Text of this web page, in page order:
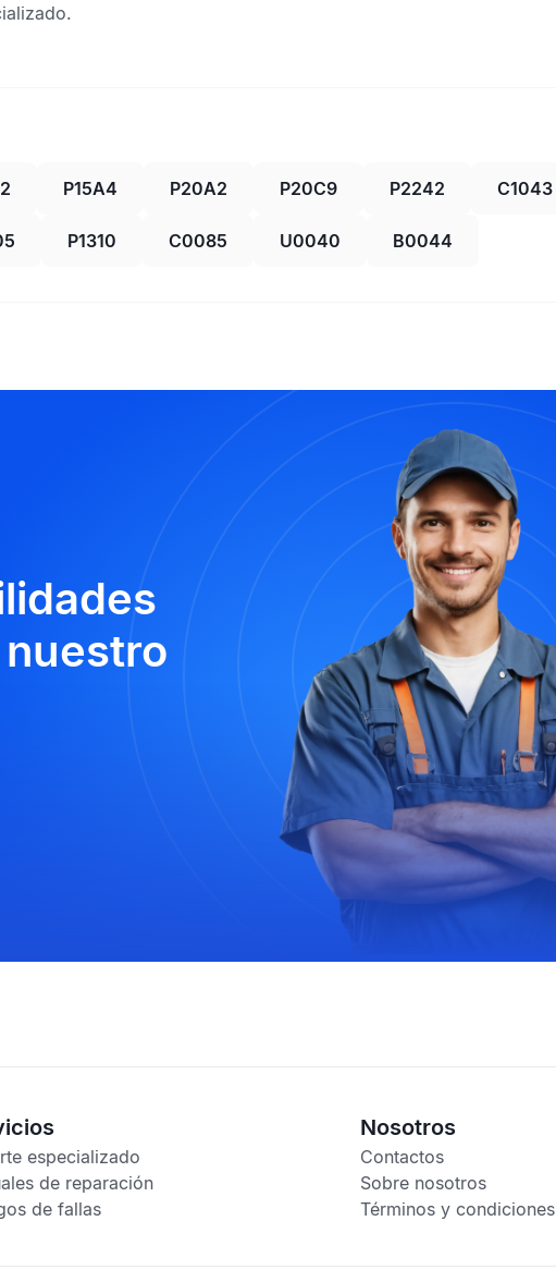
P15A4 P20A2 P20C9 P2242 C1043
P1310 C0085 U0040 B0044
especializado
de reparación
de fallas
Nosotros
Contactos
Sobre nosotros
Términos y condiciones